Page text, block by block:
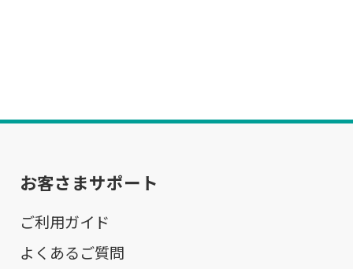
お客さまサポート
ご利用ガイド
よくあるご質問